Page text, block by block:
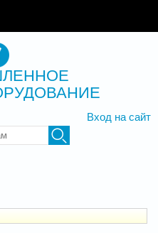
Вход на сайт
слова для